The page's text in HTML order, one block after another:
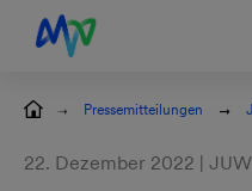
Zur
Zum Hauptinhalt
Zur
Kontakt EN
Pressemitteilungen
22. Dezember 2022 |